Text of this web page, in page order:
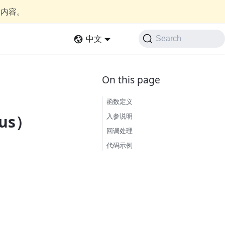
容。
中文 Search
）
函数定义
入参说明
回调处理
代码示例